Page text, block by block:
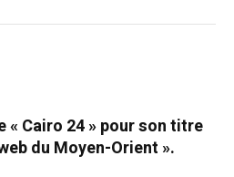
Cairo 24 » pour son titre
du Moyen-Orient ».